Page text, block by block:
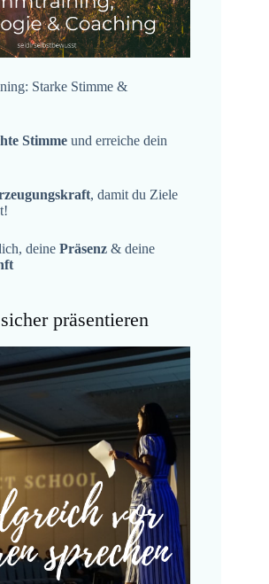
Starke Stimme &
Stimme und erreiche dein
, damit du Ziele
deine Präsenz & deine
präsentieren